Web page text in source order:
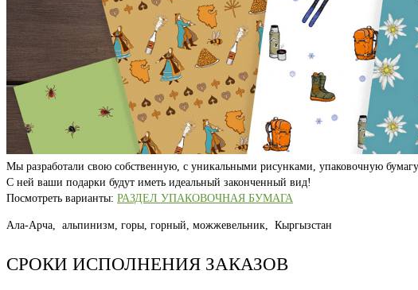
Мы разработали свою собственную, с уникальными рисунками, упаковочную
С ней ваши подарки будут иметь идеальный законченный вид!
Посмотреть варианты: РАЗДЕЛ УПАКОВОЧНАЯ БУМАГА
Ала-Арча, альпинизм, горы, горный, можжевельник, Кыргызстан
СРОКИ ИСПОЛНЕНИЯ ЗАКАЗОВ